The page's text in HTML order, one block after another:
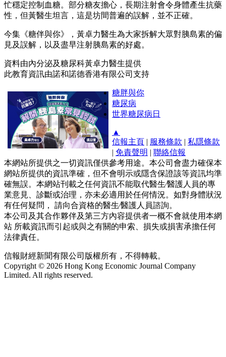
忙穩定控制血糖。部分糖友擔心，長期注射會令身體產生抗藥
性，但黃醫生坦言，這是坊間普遍的誤解，並不正確。
今集《糖伴與你》，黃卓力醫生為大家拆解大眾對胰島素的偏
見及誤解，以及盡早注射胰島素的好處。
資料由內分泌及糖尿科黃卓力醫生提供
此教育資訊由諾和諾德香港有限公司支持
糖胖與你
糖尿病
世界糖尿病日
▲
信報主頁 | 服務條款 | 私隱條款
| 免責聲明 | 聯絡信報
本網站所提供之一切資訊僅供參考用途。本公司會盡力確保本
網站所提供的資訊準確，但不會明示或隱含保證該等資訊均準
確無誤。本網站刊載之任何資訊不能取代醫生∕醫護人員的專
業意見、診斷或治理，亦未必適用於任何情況。如對身體狀況
有任何疑問， 請向合資格的醫生∕醫護人員諮詢。
本公司及其合作夥伴及第三方內容提供者一概不會就使用本網
站 所載資訊而引起或與之有關的申索、損失或損害承擔任何
法律責任。
信報財經新聞有限公司版權所有，不得轉載。
Copyright © 2026 Hong Kong Economic Journal Company
Limited. All rights reserved.